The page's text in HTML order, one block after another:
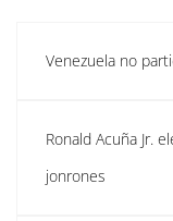
Venezuela no
Ronald Acuña Jr.
jonrones